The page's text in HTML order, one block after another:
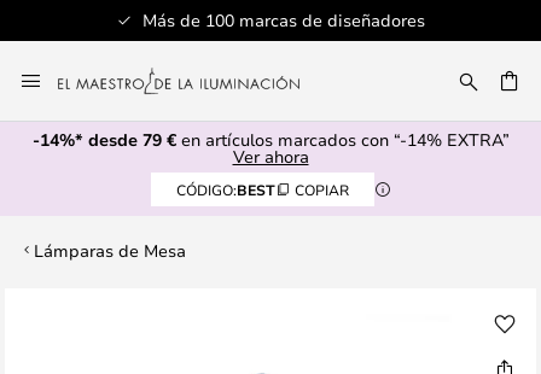
Más de 100 marcas de diseñadores
al
contenido
-14%* desde 79 €en artículos marcados con “-14% EXTRA”
Ver ahora
CÓDIGO:BEST COPIAR
Lámparas de Mesa